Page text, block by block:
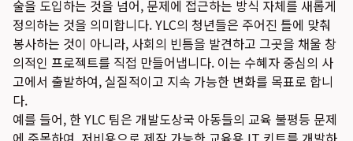
술을 도입하는 것을 넘어, 문제에 접근하는 방식 자체를 새롭게
정의하는 것을 의미합니다. YLC의 청년들은 주어진 틀에 맞춰
봉사하는 것이 아니라, 사회의 빈틈을 발견하고 그곳을 채울 창
의적인 프로젝트를 직접 만들어냅니다. 이는 수혜자 중심의 사
고에서 출발하여, 실질적이고 지속 가능한 변화를 목표로 합니
다.
예를 들어, 한 YLC 팀은 개발도상국 아동들의 교육 불평등 문제